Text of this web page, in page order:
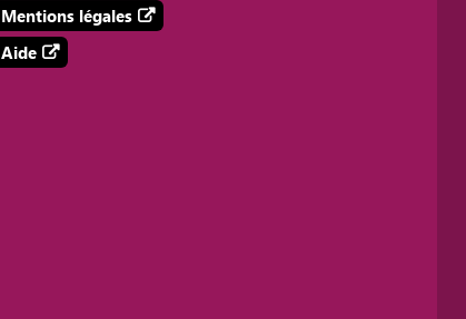
Mentions légales
Aide